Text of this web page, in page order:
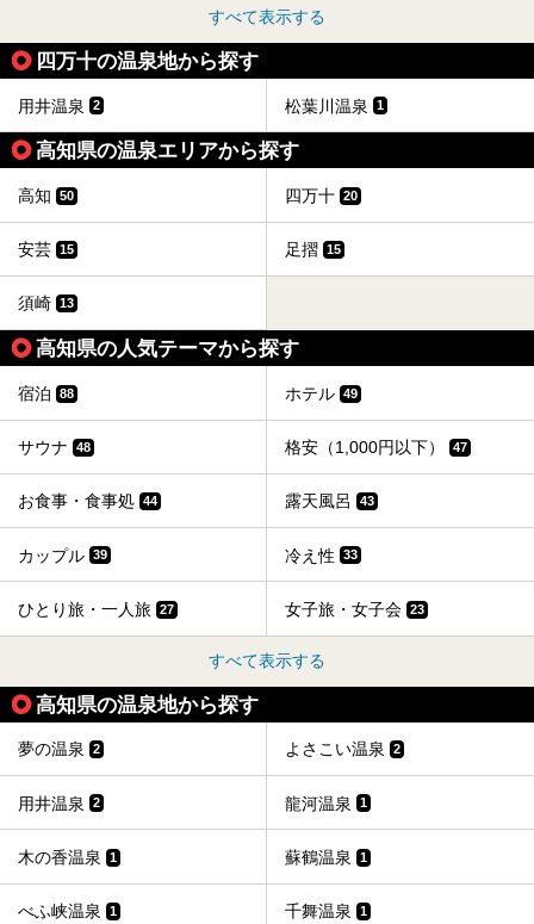
すべて表示する
四万十の温泉地から探す
用井温泉 2 松葉川温泉 1
高知県の温泉エリアから探す
高知 50 四万十 20
安芸 15 足摺 15
須崎 13
高知県の人気テーマから探す
宿泊 88 ホテル 49
サウナ 48 格安（1,000円以下） 47
お食事・食事処 44 露天風呂 43
カップル 39 冷え性 33
ひとり旅・一人旅 27 女子旅・女子会 23
すべて表示する
高知県の温泉地から探す
夢の温泉 2 よさこい温泉 2
用井温泉 2 龍河温泉 1
木の香温泉 1 蘇鶴温泉 1
べふ峡温泉 1 千舞温泉 1